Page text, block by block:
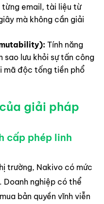
email, tài liệu từ
mà không cần giải
Tính năng
sao lưu khỏi sự tấn công
mã độc tống tiền phổ
giải pháp
cấp phép linh
trường, Nakivo có mức
Doanh nghiệp có thể
bản quyền vĩnh viễn